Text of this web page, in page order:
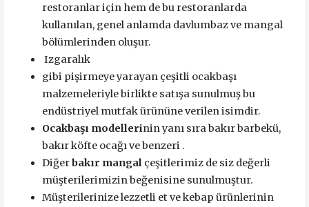
restoranlar için hem de bu restoranlarda
kullanılan, genel anlamda davlumbaz ve mangal
bölümlerinden oluşur.
Izgaralık
gibi pişirmeye yarayan çeşitli ocakbaşı
malzemeleriyle birlikte satışa sunulmuş bu
endüstriyel mutfak ürününe verilen isimdir.
Ocakbaşı modellerinin yanı sıra bakır barbekü,
bakır köfte ocağı ve benzeri .
Diğerbakır mangalçeşitlerimiz de siz değerli
müşterilerimizin beğenisine sunulmuştur.
Müşterilerinize lezzetli et ve kebap ürünlerinin